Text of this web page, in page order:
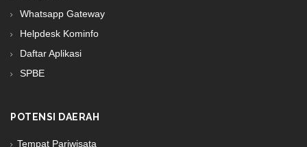
Whatsapp Gateway
Helpdesk Kominfo
Daftar Aplikasi
SPBE
POTENSI DAERAH
Tempat Pariwisata